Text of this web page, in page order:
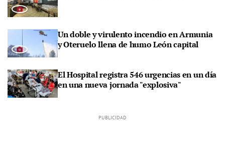
Un doble y virulento incendio en Armunia
y Oteruelo llena de humo León capital
El Hospital registra 546 urgencias en un día
en una nueva jornada "explosiva"